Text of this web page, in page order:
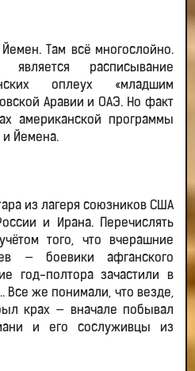
Там всё многослойно.
расписывание
оплеух «младшим
Аравии и ОАЭ. Но факт
американской программы
и Йемена.
из лагеря союзников США
и Ирана. Перечислять
того, что вчерашние
— боевики афганского
год-полтора зачастили в
Все же понимали, что везде,
крах — вначале побывал
и его сослуживцы из